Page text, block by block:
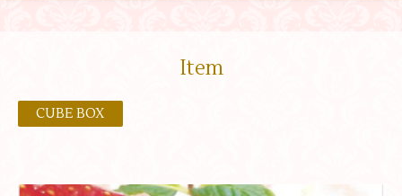
Item
CUBE BOX